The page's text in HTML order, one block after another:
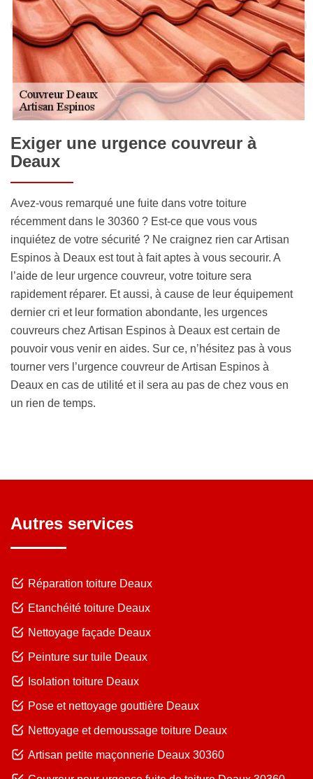
Exiger une urgence couvreur à
Deaux
Avez-vous remarqué une fuite dans votre toiture
récemment dans le 30360 ? Est-ce que vous vous
inquiétez de votre sécurité ? Ne craignez rien car Artisan
Espinos à Deaux est tout à fait aptes à vous secourir. A
l’aide de leur urgence couvreur, votre toiture sera
rapidement réparer. Et aussi, à cause de leur équipement
dernier cri et leur formation abondante, les urgences
couvreurs chez Artisan Espinos à Deaux est certain de
pouvoir vous venir en aides. Sur ce, n’hésitez pas à vous
tourner vers l’urgence couvreur de Artisan Espinos à
Deaux en cas de utilité et il sera au pas de chez vous en
un rien de temps.
Autres services
Réparation toiture Deaux
Etanchéité toiture Deaux
Nettoyage façade Deaux
Peinture sur tuile Deaux
Isolation toiture Deaux
Pose et nettoyage gouttière Deaux
Nettoyage et demoussage toiture Deaux
Artisan petite maçonnerie Deaux 30360